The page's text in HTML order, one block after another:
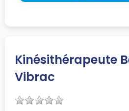
Kinésithérapeute
Vibrac